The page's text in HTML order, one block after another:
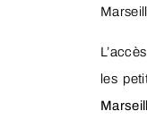
les